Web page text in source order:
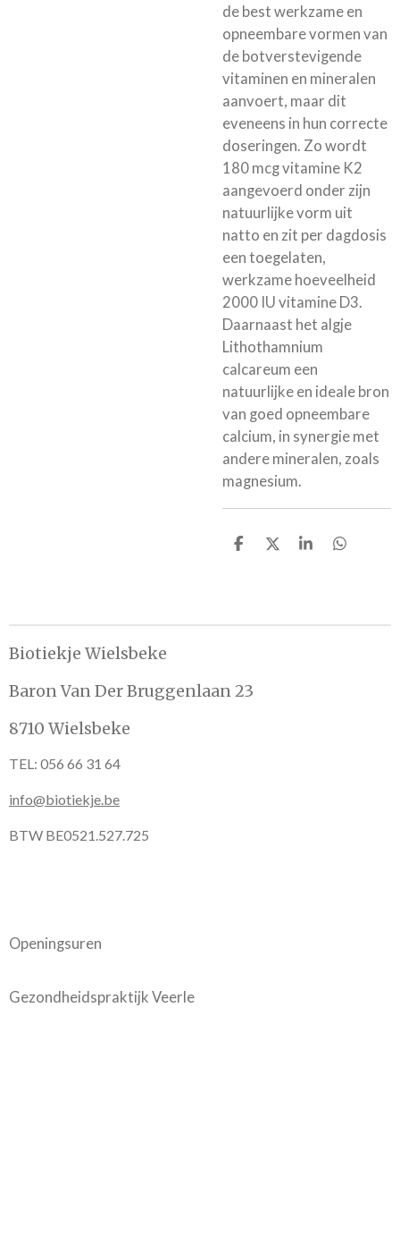
de best werkzame en
opneembare vormen van
de botverstevigende
vitaminen en mineralen
aanvoert, maar dit
eveneens in hun correcte
doseringen. Zo wordt
180 mcg vitamine K2
aangevoerd onder zijn
natuurlijke vorm uit
natto en zit per dagdosis
een toegelaten,
werkzame hoeveelheid
2000 IU vitamine D3.
Daarnaast het algje
Lithothamnium
calcareum een
natuurlijke en ideale bron
van goed opneembare
calcium, in synergie met
andere mineralen, zoals
magnesium.
D
D
S
D
Biotiekje Wielsbeke
Baron Van Der Bruggenlaan 23
8710 Wielsbeke
TEL: 056 66 31 64
info@biotiekje.be
BTW BE0521.527.725
Openingsuren
Gezondheidspraktijk Veerle